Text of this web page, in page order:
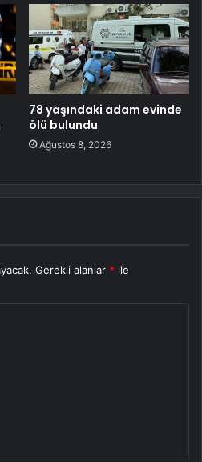
78 yaşındaki adam evinde
ölü bulundu
Ağustos 8, 2026
Gerekli alanlar * ile